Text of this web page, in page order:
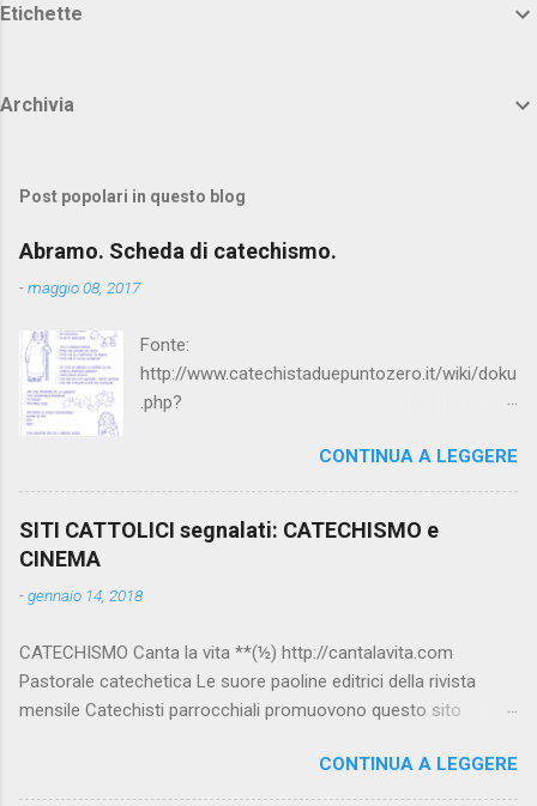
Etichette
Archivia
Post popolari in questo blog
Abramo. Scheda di catechismo.
-maggio 08, 2017
Fonte:
http://www.catechistaduepuntozero.it/wiki/doku
.php?
CONTINUA A LEGGERE
SITI CATTOLICI segnalati: CATECHISMO e
CINEMA
-gennaio 14, 2018
CATECHISMO Canta la vita **(½) http://cantalavita.com
Pastorale catechetica Le suore paoline editrici della rivista
mensile Catechisti parrocchiali promuovono questo sito
www.facebook.com/PaolineGiovanieVangelo/ Carimo **
CONTINUA A LEGGERE